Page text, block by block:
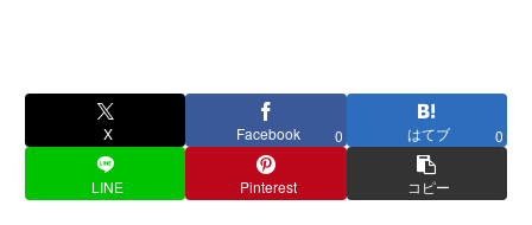
X Facebook 0 はてブ 0
LINE Pinterest コピー